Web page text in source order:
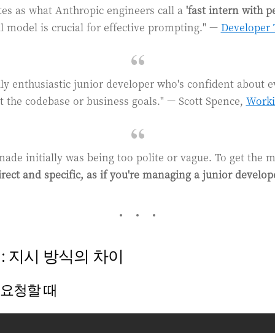
as what Anthropic engineers call a 'fast intern with
model is crucial for effective prompting." — Developer
enthusiastic junior developer who's confident about
codebase or business goals." — Scott Spence,
initially was being too polite or vague. To get the
and specific, as if you're managing a junior
지시 방식의 차이
청할 때